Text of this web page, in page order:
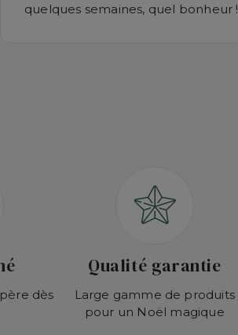
quelques semaines, quel bonheur !
dès
Qualité garantie
Large gamme de produits
pour un Noël magique